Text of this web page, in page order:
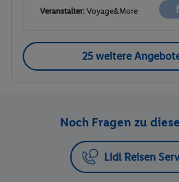
Veranstalter: Voyage&More
25 weitere
Noch Fragen zu
Lidl Reisen